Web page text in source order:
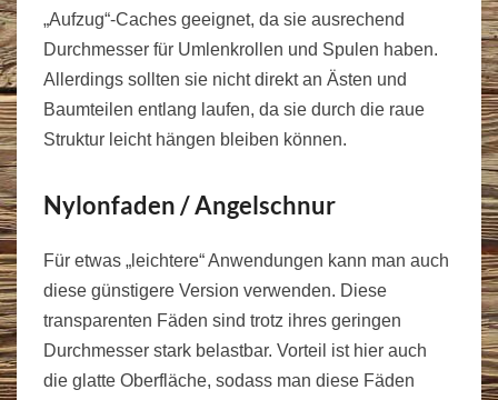
„Aufzug“-Caches geeignet, da sie ausrechend
Durchmesser für Umlenkrollen und Spulen haben.
Allerdings sollten sie nicht direkt an Ästen und
Baumteilen entlang laufen, da sie durch die raue
Struktur leicht hängen bleiben können.
Nylonfaden / Angelschnur
Für etwas „leichtere“ Anwendungen kann man auch
diese günstigere Version verwenden. Diese
transparenten Fäden sind trotz ihres geringen
Durchmesser stark belastbar. Vorteil ist hier auch
die glatte Oberfläche, sodass man diese Fäden